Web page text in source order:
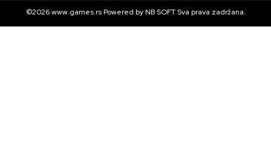
©2026www.games.rs Powered byNB SOFTSva prava zadržana.